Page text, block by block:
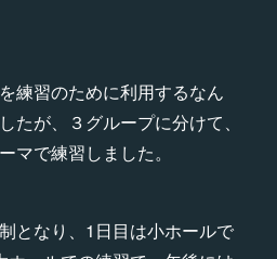
練習のために利用するなん
たが、３グループに分けて、
マで練習しました。
となり、1日目は小ホールで